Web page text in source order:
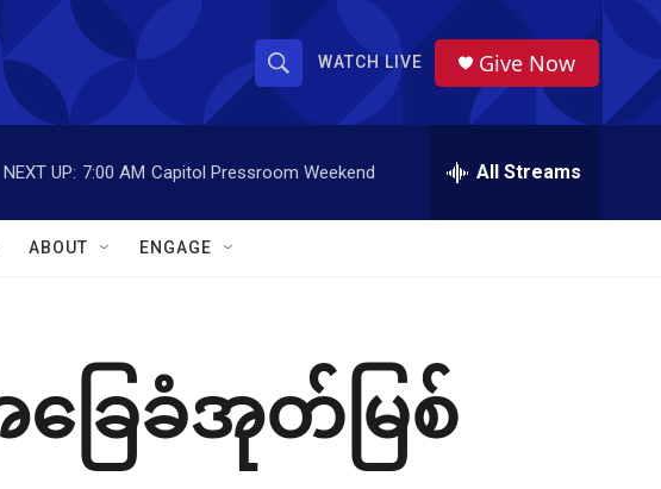
S
h
o
w
r
S
r
WATCH LIVE Give Now
NEXT UP: 7:00 AM Capitol Pressroom Weekend All Streams
ABOUT ENGAGE
ြေခံအုတ်မြစ်